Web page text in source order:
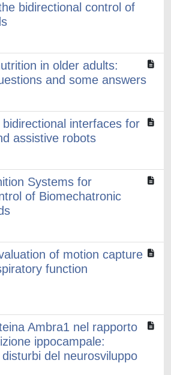
bidirectional control of
in older adults:
and some answers
interfaces for
assistive robots
Systems for
of Biomechatronic
of motion capture
function
Ambra1 nel rapporto
ippocampale:
del neurosviluppo